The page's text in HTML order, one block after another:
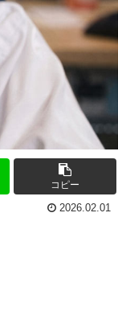
コピー
2026.02.01